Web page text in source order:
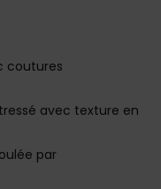
coutures
avec texture en
par